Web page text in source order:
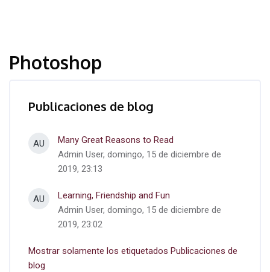
Photoshop
Publicaciones de blog
AU
Many Great Reasons to Read
Admin User, domingo, 15 de diciembre de
2019, 23:13
AU
Learning, Friendship and Fun
Admin User, domingo, 15 de diciembre de
2019, 23:02
Mostrar solamente los etiquetados Publicaciones de
blog